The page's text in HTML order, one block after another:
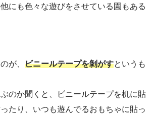
にも色々な遊びをさせている園もある
が、 ビニールテープを剝がすというも
のか聞くと、ビニールテープを机に貼
たり、いつも遊んでるおもちゃに貼っ